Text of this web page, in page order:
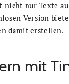
nicht nur Texte
Version
damit erstellen.
mit